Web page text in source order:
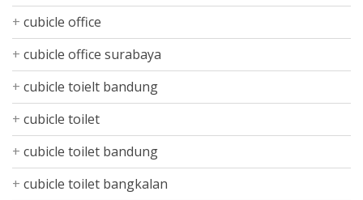
cubicle office
cubicle office surabaya
cubicle toielt bandung
cubicle toilet
cubicle toilet bandung
cubicle toilet bangkalan